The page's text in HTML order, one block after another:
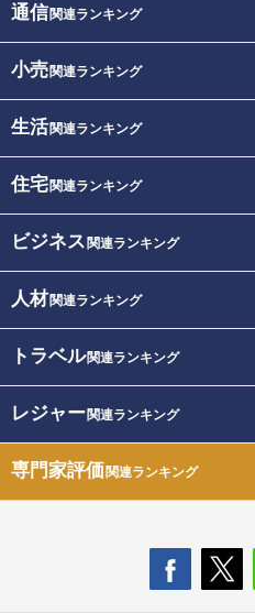
通信関連ランキング
小売関連ランキング
生活関連ランキング
住宅関連ランキング
ビジネス 関連ランキング
人材関連ランキング
トラベル関連ランキング
レジャー関連ランキング
専門家評価関連ランキング